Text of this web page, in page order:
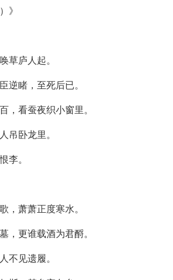
》
草庐人起。
逆睹，至死后已。
，看蚕夜织小窗里。
吊卧龙里。
李。
，萧萧正度寒水。
，更谁载酒为君酹。
不见遗履。